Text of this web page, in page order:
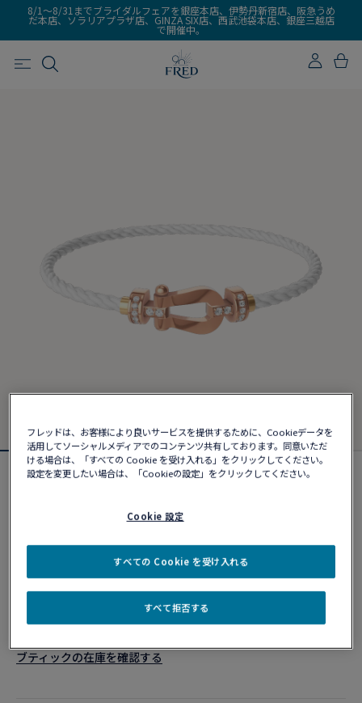
8/1～8/31までブライダルフェアを銀座本店、伊勢丹新宿店、阪急うめ
だ本店、ソラリアプラザ店、GINZA SIX店、西武池袋本店、銀座三越店
で開催中。
フォース10ブレスレット
カスタマイズ
ショッピングバッグに追加
ブティックの在庫を確認する​
フレッドは、お客様により良いサービスを提供するために、Cookieデータを
活用してソーシャルメディアでのコンテンツ共有しております。同意いただ
ける場合は、「すべての Cookie を受け入れる」をクリックしてください。
設定を変更したい場合は、「Cookieの設定」をクリックしてください。
Cookie 設定
すべて拒否する
すべての Cookie を受け入れる